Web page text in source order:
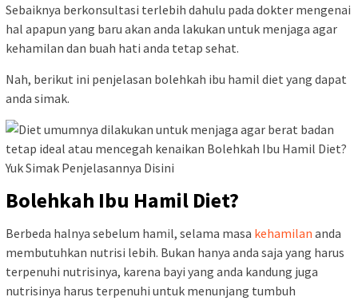
Sebaiknya berkonsultasi terlebih dahulu pada dokter mengenai
hal apapun yang baru akan anda lakukan untuk menjaga agar
kehamilan dan buah hati anda tetap sehat.
Nah, berikut ini penjelasan bolehkah ibu hamil diet yang dapat
anda simak.
Bolehkah Ibu Hamil Diet?
Berbeda halnya sebelum hamil, selama masa kehamilan anda
membutuhkan nutrisi lebih. Bukan hanya anda saja yang harus
terpenuhi nutrisinya, karena bayi yang anda kandung juga
nutrisinya harus terpenuhi untuk menunjang tumbuh